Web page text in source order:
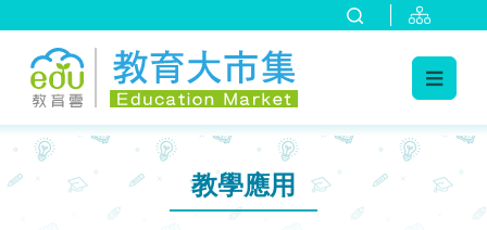
::: 教學應用